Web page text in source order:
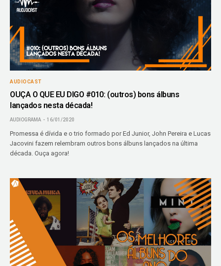
AUDIOCAST
OUÇA O QUE EU DIGO #010: (outros) bons álbuns
lançados nesta década!
AUDIOGRAMA 16/01/2020
Promessa é dívida e o trio formado por Ed Junior, John Pereira e Lucas
Jacovini fazem relembram outros bons álbuns lançados na última
década. Ouça agora!